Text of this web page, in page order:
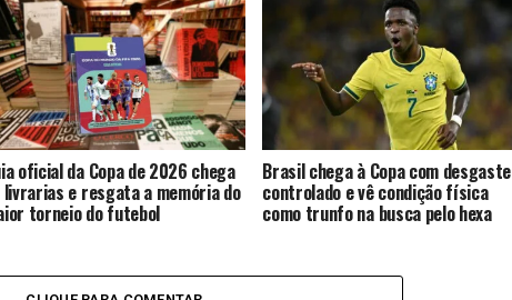
oficial da Copa de 2026 chega
livrarias e resgata a memória do
torneio do futebol
Brasil chega à Copa com desgaste
controlado e vê condição física
como trunfo na busca pelo hexa